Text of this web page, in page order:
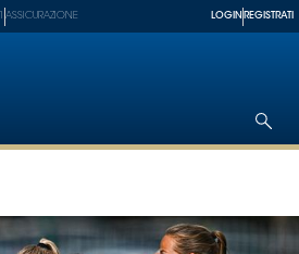
ASSICURAZIONE LOGIN REGISTRATI